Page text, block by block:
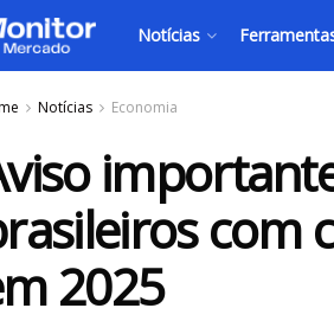
Notícias
Notícias Economia
com
2025